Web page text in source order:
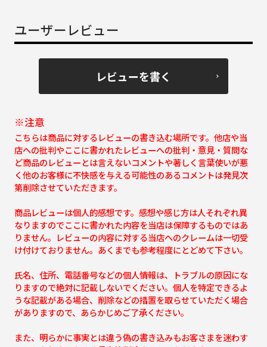
ユーザーレビュー
レビューを書く
※注意
こちらは商品に対するレビューの書き込む場所です。他店や当
店への批判やここに書かれたレビューへの批判・意見・質問な
ど商品のレビューとは言えないコメントや著しく言葉使いが悪
く他のお客様に不快感を与える可能性のあるコメントは発見次
第削除させていただきます。
商品レビューは個人的感想です。感想や感じ方は人それぞれ異
なりますのでここに書かれた内容を当店は保障するものではあ
りません。レビューの内容に対する当店へのクレームは一切受
け付けておりません。あくまでも参考程度にとどめて下さい。
氏名、住所、電話番号などの個人情報は、トラブルの原因にな
りますので絶対に記載しないでください。個人を特定できるよ
うな記載がある場合、削除などの措置を取らせていただく場合
がありますので、あらかじめご了承ください。
また、明らかに事実とは違う偽の書き込みもお客さまを迷わす